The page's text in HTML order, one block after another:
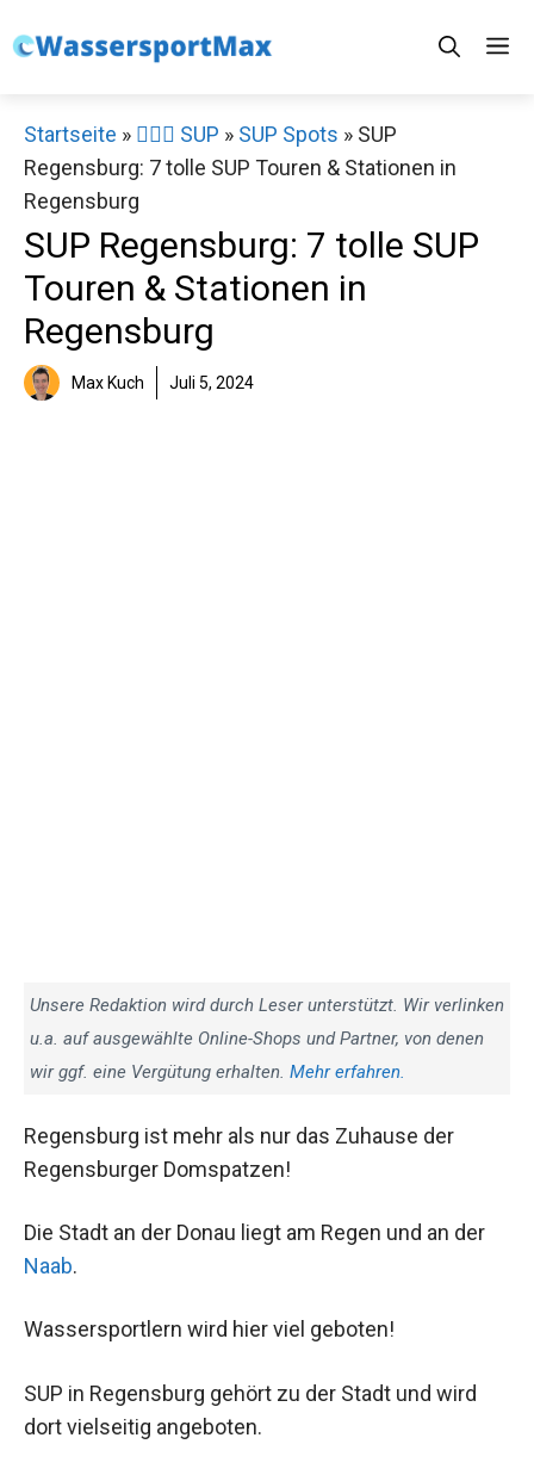
Inhalt
Startseite » 🏄‍♀️🛶 SUP » SUP Spots » SUP
Regensburg: 7 tolle SUP Touren & Stationen in
Regensburg
SUP Regensburg: 7 tolle SUP
Touren & Stationen in
Regensburg
Max Kuch Juli 5, 2024
Unsere Redaktion wird durch Leser unterstützt. Wir verlinken
u.a. auf ausgewählte Online-Shops und Partner, von denen
wir ggf. eine Vergütung erhalten. Mehr erfahren.
Regensburg ist mehr als nur das Zuhause der
Regensburger Domspatzen!
Die Stadt an der Donau liegt am Regen und an der
Naab.
Wassersportlern wird hier viel geboten!
SUP in Regensburg gehört zu der Stadt und wird
dort vielseitig angeboten.